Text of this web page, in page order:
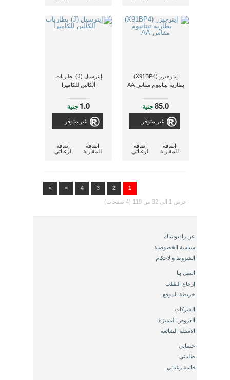
إينرجيزر (X91BP4)
بطارية تيتانيوم مقاس AA
85.0جنية
غير متوفر
إضافة
لرغباتي
اضافة
للمقارنة
إينرسيل (J) بطاريات
ألكالين للكاميرا
1.0 جنية
غير متوفر
إضافة
لرغباتي
اضافة
للمقارنة
1
2
3
4
>
»
عرض 1 الى 32 من 119 (4 صفحات)
عن راديوشاك
سياسة الخصوصية
الشروط والاحكام
اتصل بنا
إرجاع الطلب
خريطة الموقع
الشركات
العروض المميزة
الاسئلة الشائعة
حسابي
طلباتي
قائمة رغباتي